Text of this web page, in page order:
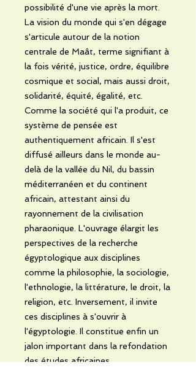
possibilité d'une vie après la mort.
La vision du monde qui s'en dégage
s'articule autour de la notion
centrale de Maât, terme signifiant à
la fois vérité, justice, ordre, équilibre
cosmique et social, mais aussi droit,
solidarité, équité, égalité, etc.
Comme la société qui l'a produit, ce
système de pensée est
authentiquement africain. Il s'est
diffusé ailleurs dans le monde au-
delà de la vallée du Nil, du bassin
méditerranéen et du continent
africain, attestant ainsi du
rayonnement de la civilisation
pharaonique. L'ouvrage élargit les
perspectives de la recherche
égyptologique aux disciplines
comme la philosophie, la sociologie,
l'ethnologie, la littérature, le droit, la
religion, etc. Inversement, il invite
ces disciplines à s'ouvrir à
l'égyptologie. Il constitue enfin un
jalon important dans la refondation
des études africaines.